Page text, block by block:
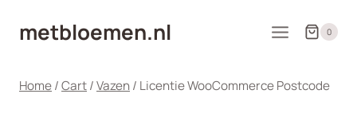
naarmetbloemen.nl 0
Home/Cart/Vazen/ Licentie WooCommerce Postcode